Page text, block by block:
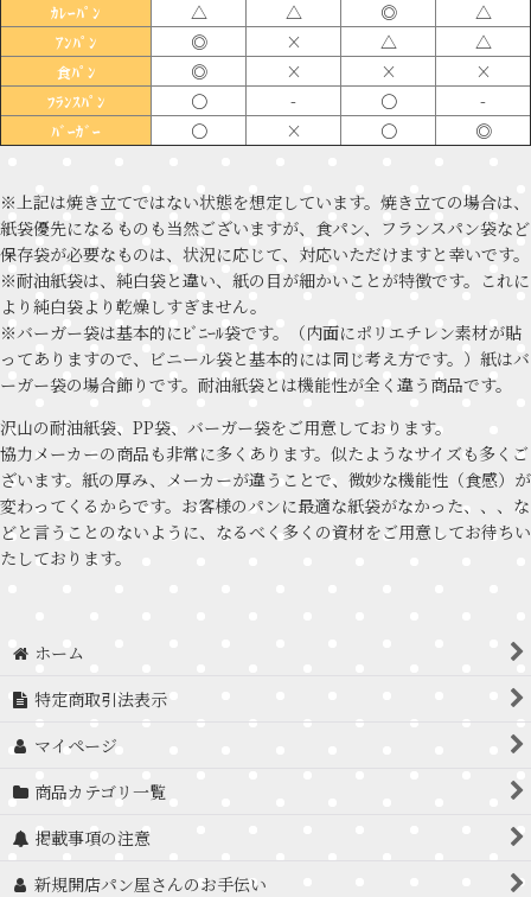
ｶﾚｰﾊﾟﾝ △ △ ◎ △
ｱﾝﾊﾟﾝ ◎ × △ △
食ﾊﾟﾝ ◎ × × ×
ﾌﾗﾝｽﾊﾟﾝ 〇 - 〇 -
ﾊﾞｰｶﾞｰ 〇 × 〇 ◎
※上記は焼き立てではない状態を想定しています。焼き立ての場合は、
紙袋優先になるものも当然ございますが、食パン、フランスパン袋など
保存袋が必要なものは、状況に応じて、対応いただけますと幸いです。
※耐油紙袋は、純白袋と違い、紙の目が細かいことが特徴です。これに
より純白袋より乾燥しすぎません。
※バーガー袋は基本的にﾋﾞﾆｰﾙ袋です。（内面にポリエチレン素材が貼
ってありますので、ビニール袋と基本的には同じ考え方です。）紙はバ
ーガー袋の場合飾りです。耐油紙袋とは機能性が全く違う商品です。
沢山の耐油紙袋、PP袋、バーガー袋をご用意しております。
協力メーカーの商品も非常に多くあります。似たようなサイズも多くご
ざいます。紙の厚み、メーカーが違うことで、微妙な機能性（食感）が
変わってくるからです。お客様のパンに最適な紙袋がなかった、、、な
どと言うことのないように、なるべく多くの資材をご用意してお待ちい
たしております。
ホーム
特定商取引法表示
マイページ
商品カテゴリ一覧
掲載事項の注意
新規開店パン屋さんのお手伝い